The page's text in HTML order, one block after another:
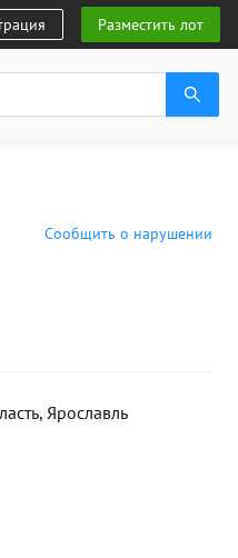
Разместить лот
Сообщить о нарушении
Ярославль